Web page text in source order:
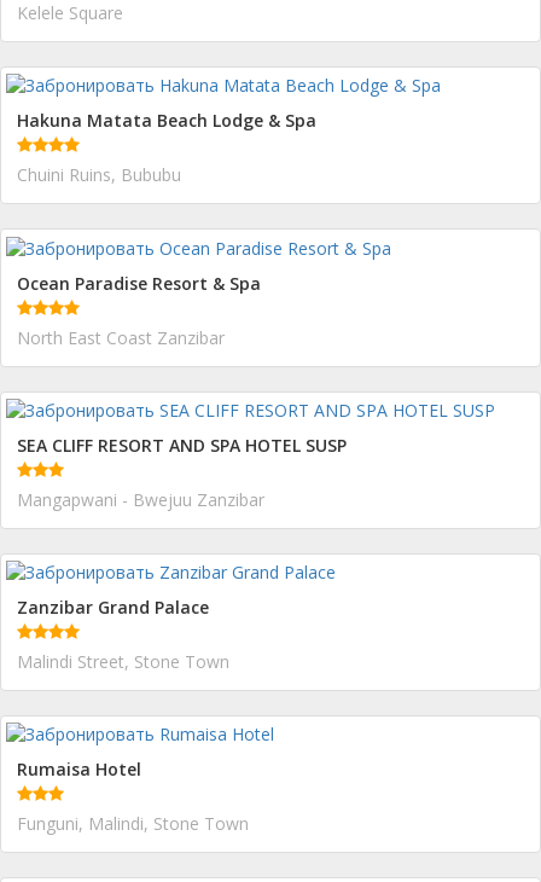
Kelele Square
Hakuna Matata Beach Lodge & Spa
Chuini Ruins, Bububu
Ocean Paradise Resort & Spa
North East Coast Zanzibar
SEA CLIFF RESORT AND SPA HOTEL SUSP
Mangapwani - Bwejuu Zanzibar
Zanzibar Grand Palace
Malindi Street, Stone Town
Rumaisa Hotel
Funguni, Malindi, Stone Town